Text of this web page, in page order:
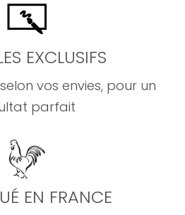
EXCLUSIFS
vos envies, pour un
parfait
EN FRANCE